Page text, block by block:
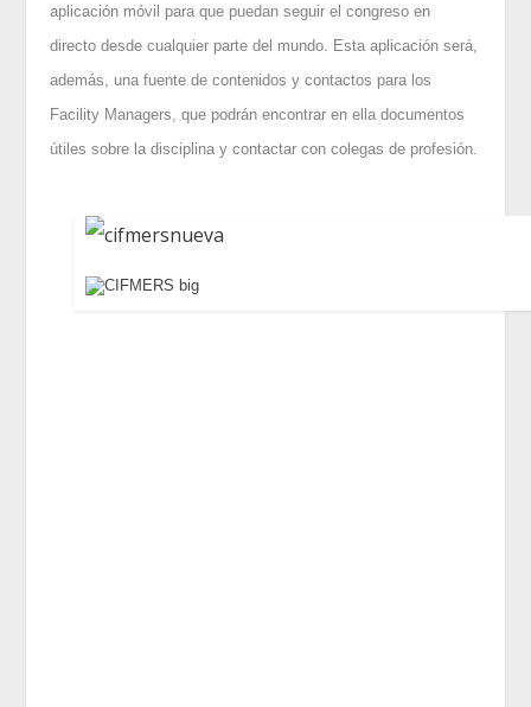
aplicación móvil para que puedan seguir el congreso en
directo desde cualquier parte del mundo. Esta aplicación será,
además, una fuente de contenidos y contactos para los
Facility Managers, que podrán encontrar en ella documentos
útiles sobre la disciplina y contactar con colegas de profesión.